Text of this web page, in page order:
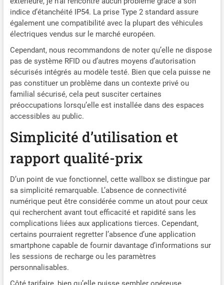
Wallbox est entièrement
scellé à la norme IP66
imperméable à l'eau et à la
sécurité de la recharge de
voiture en plein air par
temps pluvieux et neigeux. Il
peut encore fonctionner
efficacement même dans
des environnements
minimale -25℃) ou une
(température maximale
55℃).
indice d’étanchéité IP54. La prise Type 2 standard assure
également une compatibilité avec la plupart des véhicules
électriques vendus sur le marché européen.
Cependant, nous recommandons de noter qu’elle ne dispose
pas de système RFID ou d’autres moyens d’autorisation
sécurisés intégrés au modèle testé. Bien que cela puisse ne
pas constituer un problème dans un contexte privé ou
familial sécurisé, cela peut susciter certaines
préoccupations lorsqu’elle est installée dans des espaces
accessibles au public.
Simplicité d’utilisation et
rapport qualité-prix
D’un point de vue fonctionnel, cette wallbox se distingue par
sa simplicité remarquable. L’absence de connectivité
numérique peut être considérée comme un atout pour ceux
qui recherchent avant tout efficacité et rapidité sans les
complications liées aux applications tierces. Cependant,
certains pourraient regretter l’absence d’une application
smartphone capable de fournir davantage d’informations sur
les sessions de recharge ou les paramètres
personnalisables.